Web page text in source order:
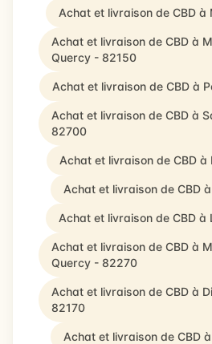
Achat et livraison de CBD
Achat et livraison de CBD à
Quercy - 82150
Achat et livraison de CBD à
Achat et livraison de CBD à
82700
Achat et livraison de CBD à
Achat et livraison de CBD
Achat et livraison de CBD à
Achat et livraison de CBD à
Quercy - 82270
Achat et livraison de CBD à
82170
Achat et livraison de CBD